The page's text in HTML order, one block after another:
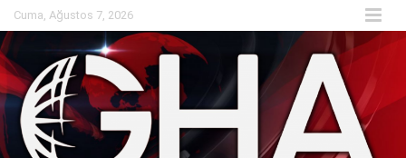
Skip
to
content
Cuma, Ağustos 7, 2026